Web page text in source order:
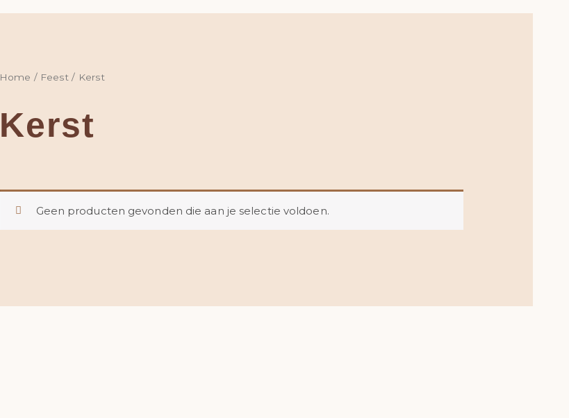
Home / Feest / Kerst
Kerst
Geen producten gevonden die aan je selectie voldoen.